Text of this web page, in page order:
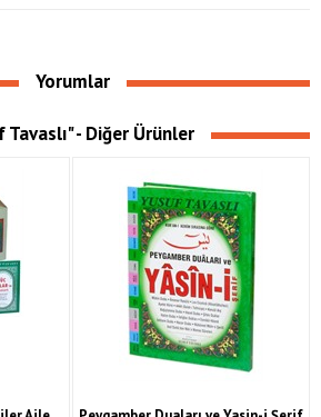
Yorumlar
Tavaslı" - Diğer Ürünler